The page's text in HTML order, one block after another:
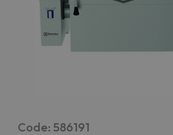
Code: 586191